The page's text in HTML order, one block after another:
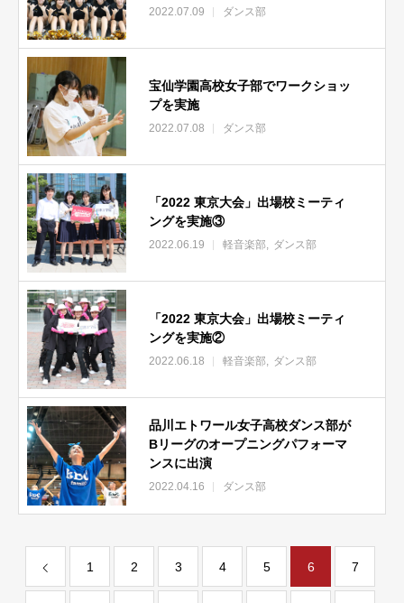
2022.07.09 ダンス部
宝仙学園高校女子部でワークショッ
プを実施
2022.07.08 ダンス部
「2022 東京大会」出場校ミーティ
ングを実施③
2022.06.19 軽音楽部 ダンス部
「2022 東京大会」出場校ミーティ
ングを実施②
2022.06.18 軽音楽部 ダンス部
品川エトワール女子高校ダンス部が
Bリーグのオープニングパフォーマ
ンスに出演
2022.04.16 ダンス部
1 2 3 4 5 6 7